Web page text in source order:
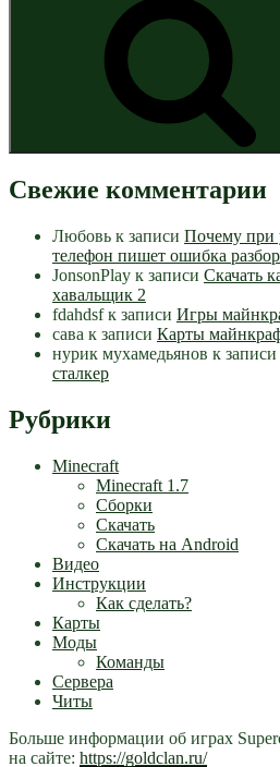
Свежие комментарии
Любовь к записи Почему при
телефон пишет ошибка
JonsonPlay к записи Скачать
хавальщик 2
fdahdsfк записи Игры
сава к записи Карты
нурик мухамедьянов к записи
сталкер
Рубрики
Minecraft
Minecraft 1.7
Сборки
Скачать
Скачать на Android
Видео
Инструкции
Как сделать?
Карты
Моды
Команды
Сервера
Читы
Больше информации об играх
на сайте: https://goldclan.ru/